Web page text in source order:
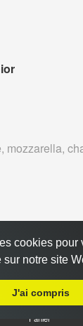
mozzarella,
Panier
cookies pour
notre site
J'ai compris